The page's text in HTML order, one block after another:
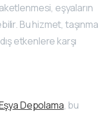
eşyaların
Bu hizmet, taşınma
etkenlere karşı
Depolama, bu